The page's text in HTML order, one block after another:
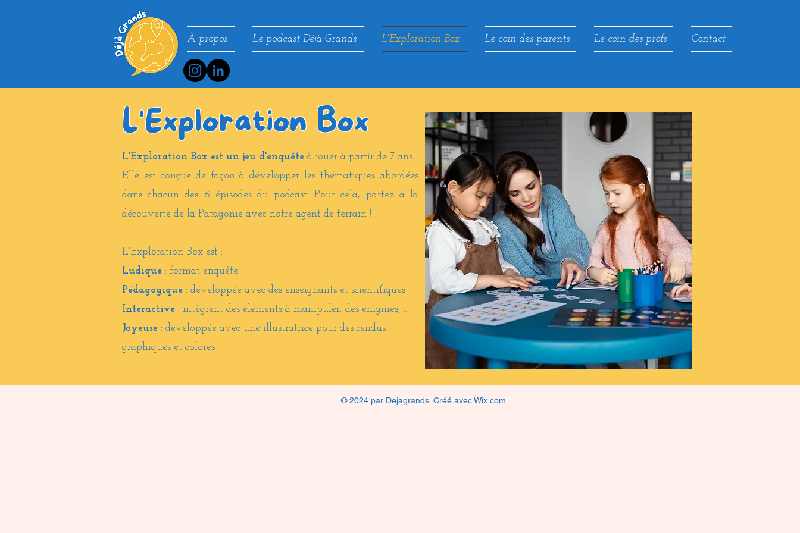
À propos Le podcast Déjà Grands L'Exploration Box Le coin des parents Le coin des profs Contact
L'Exploration Box
L'Exploration Box est un jeu d'enquête à jouer à partir de 7 ans.
Elle est conçue de façon à développer les thématiques abordées
dans chacun des 6 épisodes du podcast. Pour cela, partez à la
découverte de la Patagonie avec notre agent de terrain !
L'Exploration Box est :
Ludique : format enquête
Pédagogique : développée avec des enseignants et scientifiques
Interactive : intègrent des éléments à manipuler, des énigmes, ...
Joyeuse : développée avec une illustratrice pour des rendus
graphiques et colorés
© 2024 par Dejagrands. Créé avec Wix.com